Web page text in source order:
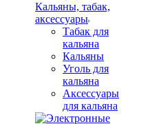
Кальяны, табак,
аксессуары
Табак для
кальяна
Кальяны
Уголь для
кальяна
Аксессуары
для кальяна